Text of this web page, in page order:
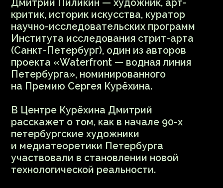
медиахудожников из Европы и США,
а уже в 1996 году междисциплинарный
центр искусств и технологий V2 (Lab
for the Unstable Media) в Роттердаме
проводит фестиваль «Next 5 Minutes»,
маркируя стремительно меняющееся
время.
Одной из важных инициатив этого
фестиваля становится платформа «V2
East Europe Workshop», которая давала
вступать в активную кооперацию
с коллегами со всего мира. Термин
«тактические медиа» (tactical media),
возникший тогда же, обозначал форму
медиаактивизма, предполагавшую
молниеносные вмешательства
в медийную сферу для создания
собственных прямых средств
коммуникации и информации.